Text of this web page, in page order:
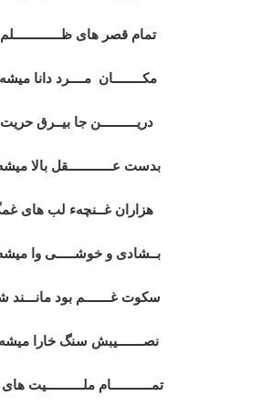
تمام قصر های ظـــــــــــــلم
مکــــــــان مــــرد دانا
دریــــــــــن جا بیــرق
بدست عــــــــــــقل بالا
هزاران غــنچهء لب های
بــشادی و خوشـــــی وا
سکوت غـــــــم بود
نصـــــــیبش سنگ خارا
تمـــــــــــام ملــــــــــیت